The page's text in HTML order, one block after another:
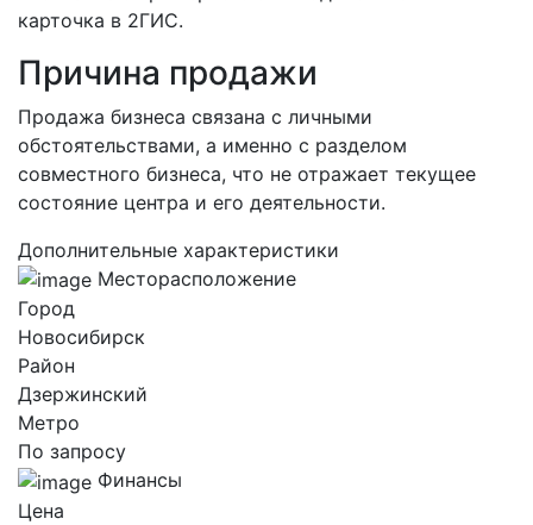
карточка в 2ГИС.
Причина продажи
Продажа бизнеса связана с личными
обстоятельствами, а именно с разделом
совместного бизнеса, что не отражает текущее
состояние центра и его деятельности.
Дополнительные характеристики
Месторасположение
Город
Новосибирск
Район
Дзержинский
Метро
По запросу
Финансы
Цена